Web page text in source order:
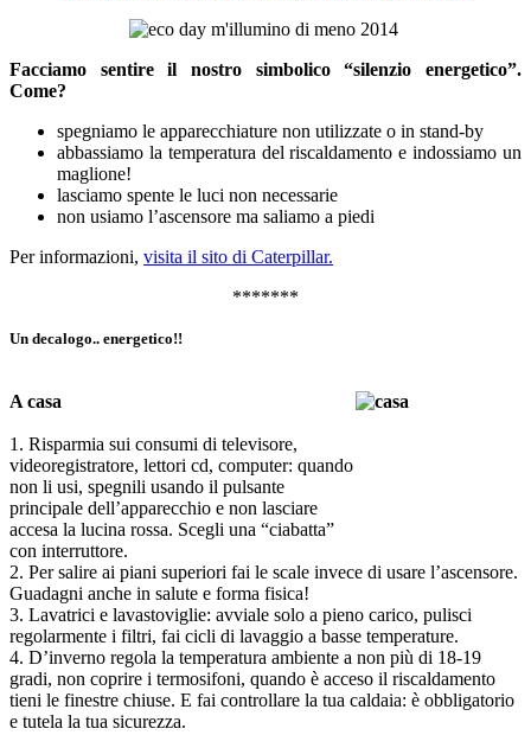
Facciamo sentire il nostro simbolico “silenzio energetico”.
Come?
spegniamo le apparecchiature non utilizzate o in stand-by
abbassiamo la temperatura del riscaldamento e indossiamo un
maglione!
lasciamo spente le luci non necessarie
non usiamo l’ascensore ma saliamo a piedi
Per informazioni, visita il sito di Caterpillar.
*******
Un decalogo.. energetico!!
A casa
1. Risparmia sui consumi di televisore,
videoregistratore, lettori cd, computer: quando
non li usi, spegnili usando il pulsante
principale dell’apparecchio e non lasciare
accesa la lucina rossa. Scegli una “ciabatta”
con interruttore.
2. Per salire ai piani superiori fai le scale invece di usare l’ascensore.
Guadagni anche in salute e forma fisica!
3. Lavatrici e lavastoviglie: avviale solo a pieno carico, pulisci
regolarmente i filtri, fai cicli di lavaggio a basse temperature.
4. D’inverno regola la temperatura ambiente a non più di 18-19
gradi, non coprire i termosifoni, quando è acceso il riscaldamento
tieni le finestre chiuse. E fai controllare la tua caldaia: è obbligatorio
e tutela la tua sicurezza.